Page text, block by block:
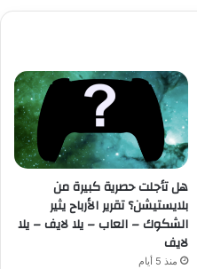
هل تأجلت حصرية كبيرة من
بلايستيشن؟ تقرير الأرباح يثير
الشكوك – العاب – يلا لايف – يلا
لايف
منذ 5 أيام